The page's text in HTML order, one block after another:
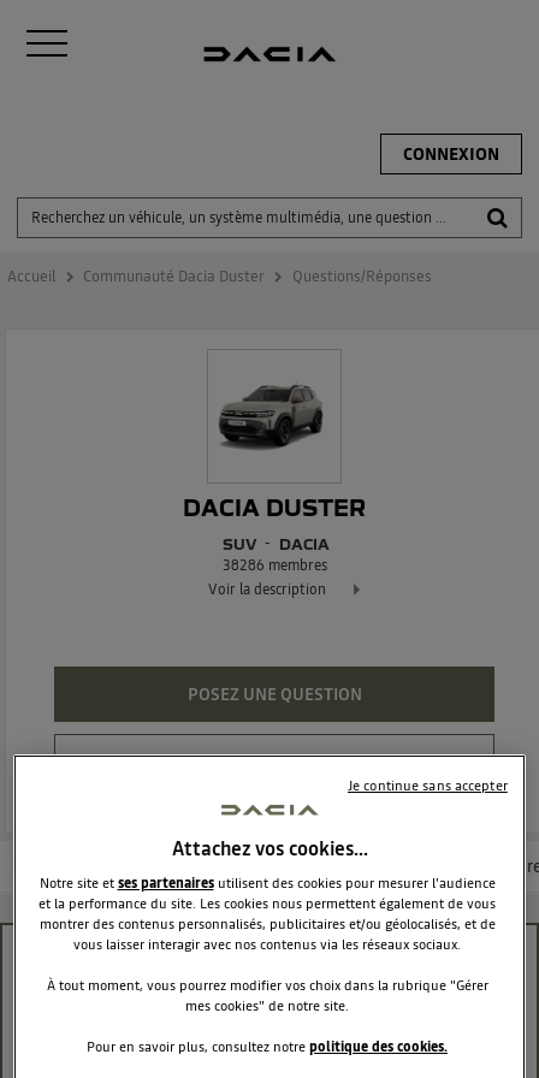
CONNEXION
Accueil Communauté Dacia Duster Questions/Réponses
DACIA DUSTER
SUV DACIA
38286 membres
Voir la description
POSEZ UNE QUESTION
REJOINDRE
Consultez la
Attachez vos cookies…
Notre site etses partenairesutilisent des cookies pour mesurer l'audience
et la performance du site. Les cookies nous permettent également de vous
montrer des contenus personnalisés, publicitaires et/ou géolocalisés, et de
vous laisser interagir avec nos contenus via les réseaux sociaux.
À tout moment, vous pourrez modifier vos choix dans la rubrique "Gérer
mes cookies" de notre site.
Pour en savoir plus, consultez notrepolitique des cookies.
Je continue sans accepter